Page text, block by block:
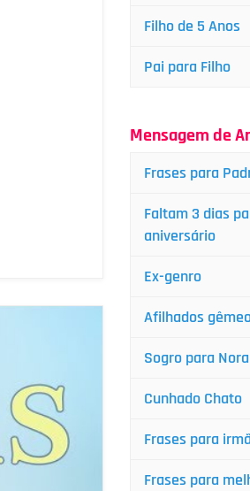
Filho de 5 Anos
Pai para Filho
Mensagem de
Frases para
Faltam 3 dias
aniversário
Ex-genro
Afilhados
Sogro para Nora
Cunhado Chato
Frases para
Frases para